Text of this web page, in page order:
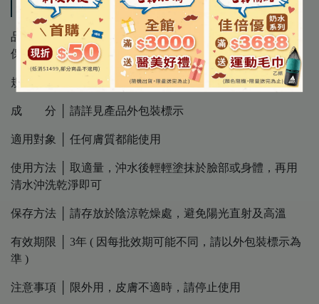
Specification
品 名 │ 【理膚寶水 LA ROCHE-POSAY】B5全面修復
保濕清潔露
規 格 │ 100mL/條、200mL/罐
成 分 │ 請詳見產品外包裝標示
適用對象 │ 任何膚質都能使用
使用方法 │ 取適量，沖水後輕輕塗抹於臉部或身體，再用
清水沖洗乾淨即可
保存方法 │ 請存放於陰涼乾燥處，避免陽光直射及高溫
有效期限 │ 3年 ( 因每批效期可能不同，請以外包裝標示為
準 )
注意事項 │ 限外用，皮膚不適時，請停止使用